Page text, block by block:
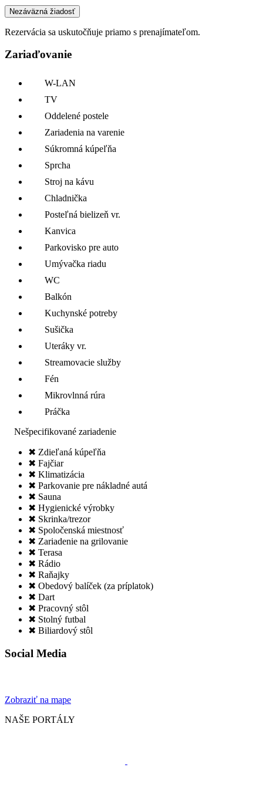
Nezáväzná žiadosť
Rezervácia sa uskutočňuje priamo s prenajímateľom.
Zariaďovanie
W-LAN
TV
Oddelené postele
Zariadenia na varenie
Súkromná kúpeľňa
Sprcha
Stroj na kávu
Chladnička
Posteľná bielizeň vr.
Kanvica
Parkovisko pre auto
Umývačka riadu
WC
Balkón
Kuchynské potreby
Sušička
Uteráky vr.
Streamovacie služby
Fén
Mikrovlnná rúra
Práčka
Nešpecifikované zariadenie
✖ Zdieľaná kúpeľňa
✖ Fajčiar
✖ Klimatizácia
✖ Parkovanie pre nákladné autá
✖ Sauna
✖ Hygienické výrobky
✖ Skrinka/trezor
✖ Spoločenská miestnosť
✖ Zariadenie na grilovanie
✖ Terasa
✖ Rádio
✖ Raňajky
✖ Obedový balíček (za príplatok)
✖ Dart
✖ Pracovný stôl
✖ Stolný futbal
✖ Biliardový stôl
Social Media
Zobraziť na mape
NAŠE PORTÁLY